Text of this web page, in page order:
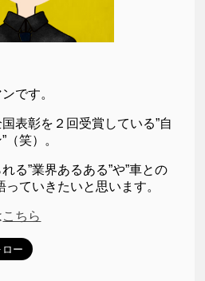
です。
表彰を２回受賞している”自
笑）。
る”業界あるある”や”車との
っていきたいと思います。
こちら